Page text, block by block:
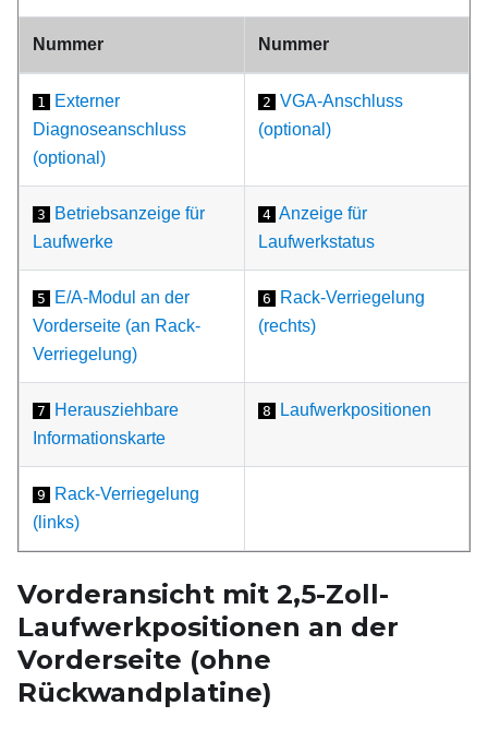
Nummer Nummer
1
Externer
Diagnoseanschluss
(optional)
2 VGA-Anschluss
(optional)
3
Betriebsanzeige für
Laufwerke
4 Anzeige für
Laufwerkstatus
5
E/A-Modul an der
Vorderseite (an Rack-
Verriegelung)
6
Rack-Verriegelung
(rechts)
7
Herausziehbare
Informationskarte
8 Laufwerkpositionen
9
Rack-Verriegelung
(links)
Vorderansicht mit 2,5-Zoll-
Laufwerkpositionen an der
Vorderseite (ohne
Rückwandplatine)